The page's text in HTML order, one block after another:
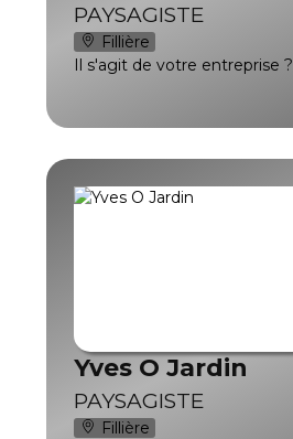
PAYSAGISTE
Fillière
Il s'agit de votre entreprise ?
Yves O Jardin
PAYSAGISTE
Fillière